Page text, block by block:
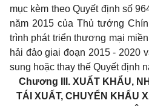
mục kèm theo Quyết định số
năm 2015 của Thủ tướng
trình phát triển thương mại
hải đảo giai đoạn 2015 - 2020
sung hoặc thay thế Quyết định
Chương III. XUẤT KHẨU,
TÁI XUẤT, CHUYỂN KHẨU